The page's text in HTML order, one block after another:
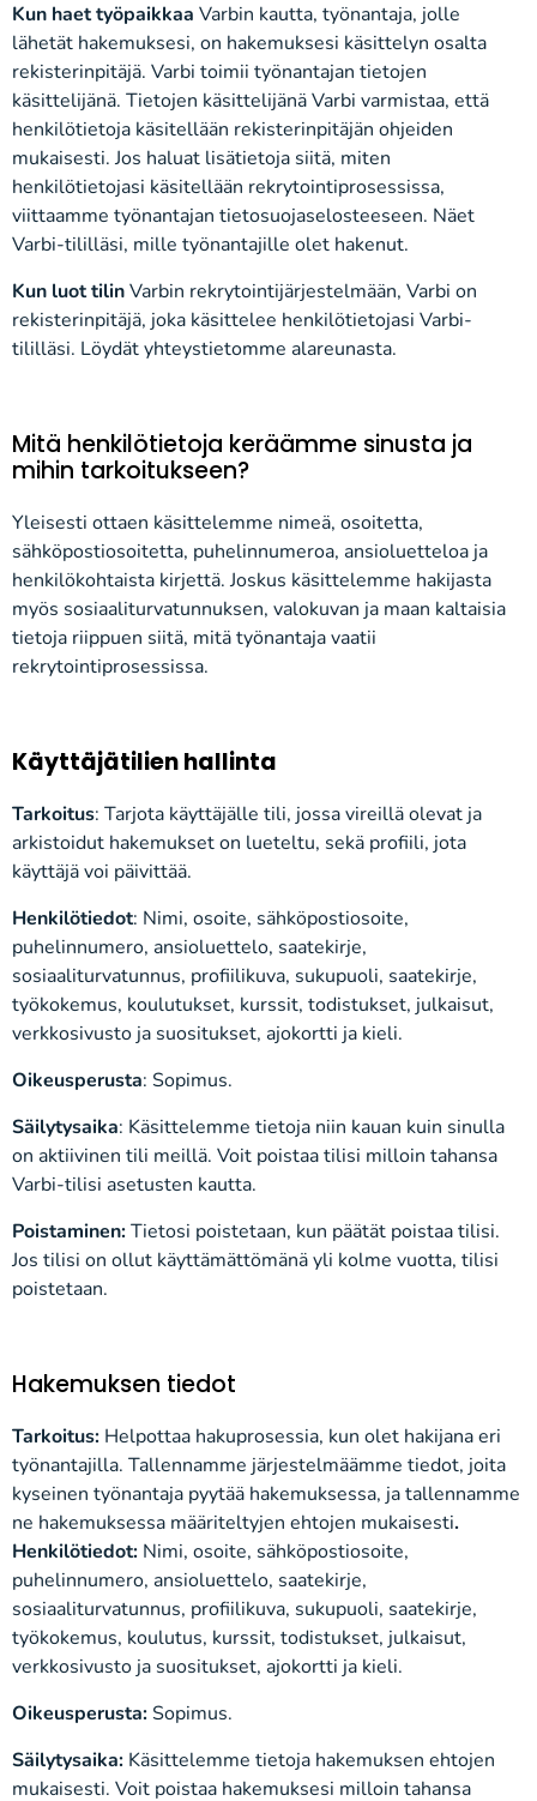
Kun haet työpaikkaa Varbin kautta, työnantaja, jolle
lähetät hakemuksesi, on hakemuksesi käsittelyn osalta
rekisterinpitäjä. Varbi toimii työnantajan tietojen
käsittelijänä. Tietojen käsittelijänä Varbi varmistaa, että
henkilötietoja käsitellään rekisterinpitäjän ohjeiden
mukaisesti. Jos haluat lisätietoja siitä, miten
henkilötietojasi käsitellään rekrytointiprosessissa,
viittaamme työnantajan tietosuojaselosteeseen. Näet
Varbi-tililläsi, mille työnantajille olet hakenut.
Kun luot tilinVarbin rekrytointijärjestelmään, Varbi on
rekisterinpitäjä, joka käsittelee henkilötietojasi Varbi-
tililläsi. Löydät yhteystietomme alareunasta.
Mitä henkilötietoja keräämme sinusta ja
mihin tarkoitukseen?
Yleisesti ottaen käsittelemme nimeä, osoitetta,
sähköpostiosoitetta, puhelinnumeroa, ansioluetteloa ja
henkilökohtaista kirjettä. Joskus käsittelemme hakijasta
myös sosiaaliturvatunnuksen, valokuvan ja maan kaltaisia
tietoja riippuen siitä, mitä työnantaja vaatii
rekrytointiprosessissa.
Käyttäjätilien hallinta
Tarkoitus: Tarjota käyttäjälle tili, jossa vireillä olevat ja
arkistoidut hakemukset on lueteltu, sekä profiili, jota
käyttäjä voi päivittää.
Henkilötiedot: Nimi, osoite, sähköpostiosoite,
puhelinnumero, ansioluettelo, saatekirje,
sosiaaliturvatunnus, profiilikuva, sukupuoli, saatekirje,
työkokemus, koulutukset, kurssit, todistukset, julkaisut,
verkkosivusto ja suositukset, ajokortti ja kieli.
Oikeusperusta: Sopimus.
Säilytysaika: Käsittelemme tietoja niin kauan kuin sinulla
on aktiivinen tili meillä. Voit poistaa tilisi milloin tahansa
Varbi-tilisi asetusten kautta.
Poistaminen:Tietosi poistetaan, kun päätät poistaa tilisi.
Jos tilisi on ollut käyttämättömänä yli kolme vuotta, tilisi
poistetaan.
Hakemuksen tiedot
Tarkoitus: Helpottaa hakuprosessia, kun olet hakijana eri
työnantajilla. Tallennamme järjestelmäämme tiedot, joita
kyseinen työnantaja pyytää hakemuksessa, ja tallennamme
ne hakemuksessa määriteltyjen ehtojen mukaisesti.
Henkilötiedot: Nimi, osoite, sähköpostiosoite,
puhelinnumero, ansioluettelo, saatekirje,
sosiaaliturvatunnus, profiilikuva, sukupuoli, saatekirje,
työkokemus, koulutus, kurssit, todistukset, julkaisut,
verkkosivusto ja suositukset, ajokortti ja kieli.
Oikeusperusta:Sopimus.
Säilytysaika: Käsittelemme tietoja hakemuksen ehtojen
mukaisesti. Voit poistaa hakemuksesi milloin tahansa